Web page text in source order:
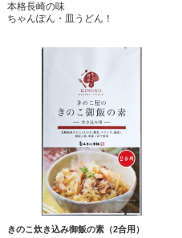
本格長崎の味
ちゃんぽん・皿うどん！
きのこ炊き込み御飯の素（2合用）